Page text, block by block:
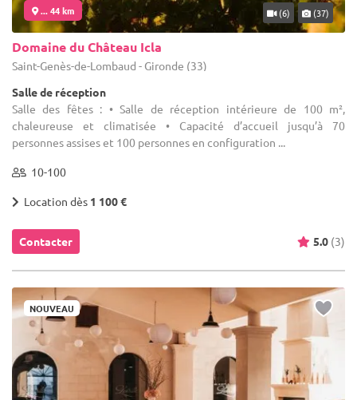
... 44 km (6) (37)
Domaine du Château Icla
Saint-Genès-de-Lombaud - Gironde (33)
Salle de réception
Salle des fêtes : • Salle de réception intérieure de 100 m²,
chaleureuse et climatisée • Capacité d’accueil jusqu’à 70
personnes assises et 100 personnes en configuration ...
10-100
Location dès 1 100 €
Contacter 5.0 (3)
NOUVEAU